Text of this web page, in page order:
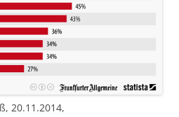
20.11.2014,